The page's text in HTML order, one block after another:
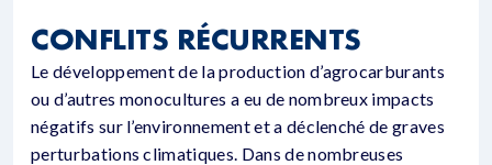
CONFLITS RÉCURRENTS
Le développement de la production d’agrocarburants
ou d’autres monocultures a eu de nombreux impacts
négatifs sur l’environnement et a déclenché de graves
perturbations climatiques. Dans de nombreuses